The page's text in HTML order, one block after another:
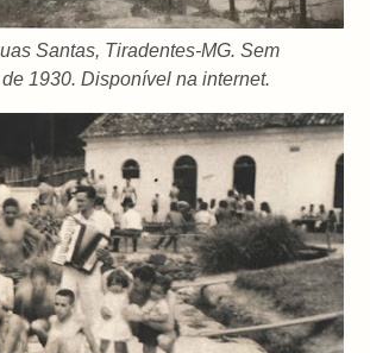
Santas, Tiradentes-MG. Sem
1930. Disponível na internet.